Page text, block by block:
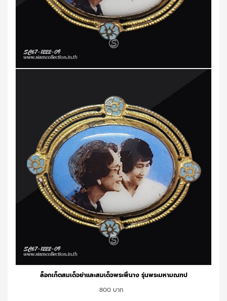
ล็อกเก็ตสมเด็จย่าและสมเด็จพระพี่นาง รุ่นพระมหามณฑป
800